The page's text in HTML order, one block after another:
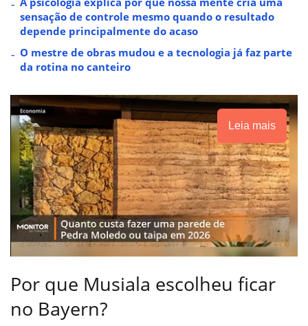
sensação de controle mesmo quando o resultado
depende principalmente do acaso
O mestre de obras mudou e a tecnologia já faz parte
da rotina no canteiro
Leia mais
Por que Musiala escolheu ficar
no Bayern?